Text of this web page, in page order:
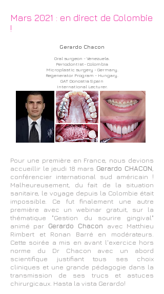
Mars 2021 : en direct de Colombie
!
Gerardo Chacon
Oral surgeon - Venezuela.
Periodontist- Colombia
Microplastic surgery - Germany.
Regenerator Program - Hungary.
GAT Donostia Spain
International Lecturer.
Pour une première en France, nous devions
accueillir le jeudi 18 mars Gerardo CHACON
conférencier international sud américain !
Malheureusement, du fait de la situation
sanitaire, le voyage depuis la Colombie était
impossible. Ce fut finalement une autre
première avec un webinar gratuit, sur la
thématique "Gestion du sourire gingival"
animé par Gerardo Chacon avec Matthieu
Rimbert et Ronan Barré en modérateurs.
Cette soirée a mis en avant l'exercice hors
norme du Dr Chacon avec un abord
scientifique justifiant tous ses choix
cliniques et une grande pédagogie dans la
transmission de ses trucs et astuces
chirurgicaux. Hasta la vista Gerardo!